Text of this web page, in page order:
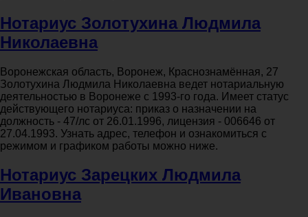
Нотариус Золотухина Людмила
Николаевна
Воронежская область, Воронеж, Краснознамённая, 27
Золотухина Людмила Николаевна ведет нотариальную
деятельностью в Воронеже с 1993-го года. Имеет статус
действующего нотариуса: приказ о назначении на
должность - 47/лс от 26.01.1996, лицензия - 006646 от
27.04.1993. Узнать адрес, телефон и ознакомиться с
режимом и графиком работы можно ниже.
Нотариус Зарецких Людмила
Ивановна